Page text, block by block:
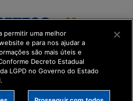
permitir uma melhor
e para nos ajudar a
são mais úteis e
Decreto Estadual
LGPD no Governo do Estado